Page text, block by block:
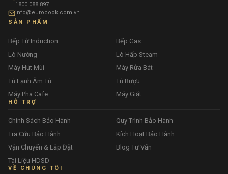
1800 088 897
info@eurocook.com.vn
SẢN PHẨM
Bếp Từ Induction
Bếp Gas
Lò Nướng
Lò Hấp Steam
Máy Hút Mùi
Máy Rửa Bát
Tủ Lạnh Âm Tủ
Tủ Rượu
Máy Pha Cafe
Máy Giặt
HỖ TRỢ
Chính Sách Bảo Hành
Quy Trình Bảo Hành
Tra Cứu Bảo Hành
Kích Hoạt Bảo Hành
Vận Chuyển & Lắp Đặt
Blog Tư Vấn
Tài Liệu HDSD
VỀ CHÚNG TÔI